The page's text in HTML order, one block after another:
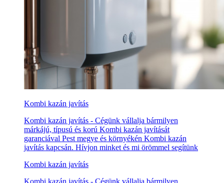
Kombi kazán javítás
Kombi kazán javítás - Cégünk vállalja bármilyen
márkájú, típusú és korú Kombi kazán javítását
garanciával Pest megye és környékén Kombi kazán
javítás kapcsán. Hívjon minket és mi örömmel segítünk
Kombi kazán javítás